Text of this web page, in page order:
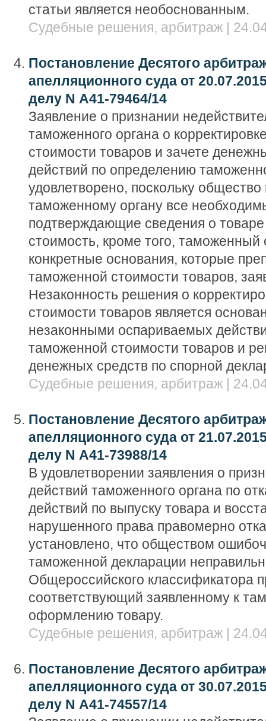
статьи является необоснованным.
Судебные решения, арбитраж |
Постановление Десятого
апелляционного суда от
делу N А41-79464/14
Заявление о признании
таможенного органа о
стоимости товаров и зачете
действий по определению
удовлетворено, поскольку
таможенному органу все
подтверждающие сведения о
стоимость, кроме того, таможенный
конкретные основания, которые
таможенной стоимости товаров,
Незаконность решения о
стоимости товаров является
незаконными оспариваемых
таможенной стоимости товаров и
денежных средств по спорной
Судебные решения, арбитраж |
Постановление Десятого
апелляционного суда от
делу N А41-73988/14
В удовлетворении заявления о
действий таможенного органа по
действий по выпуску товара и
нарушенного права правомерно
установлено, что обществом
таможенной декларации
Общероссийского классификатора
соответствующий заявленному к
оформлению товару.
Судебные решения, арбитраж |
Постановление Десятого
апелляционного суда от
делу N А41-74557/14